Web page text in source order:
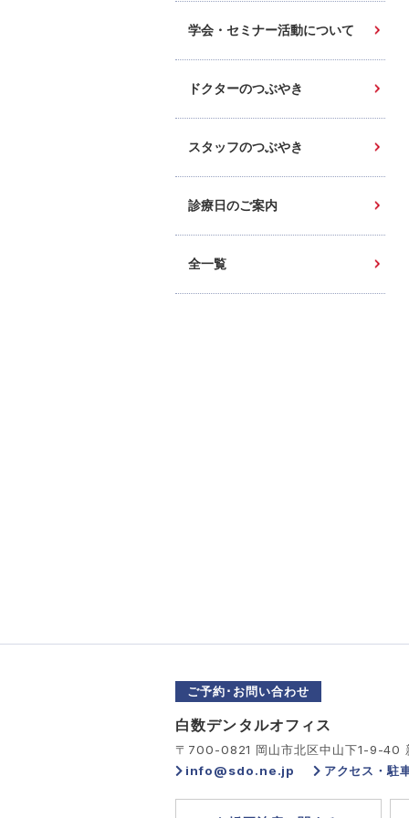
学会・セミナー活動について
ドクターのつぶやき
スタッフのつぶやき
診療日のご案内
全一覧
ご予約･お問い合わせ
白数デンタルオフィス
〒700-0821 岡山市北区中山下1-9-40
info@sdo.ne.jp
アクセス・駐